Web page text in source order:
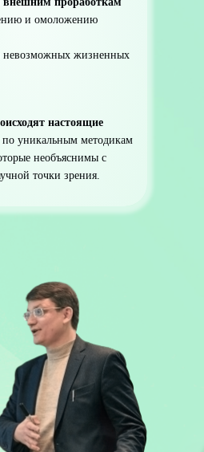
и омоложению
невозможных жизненных
настоящие
по уникальным методикам
необъяснимы с
точки зрения.